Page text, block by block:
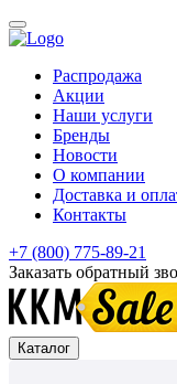
Распродажа
Акции
Наши услуги
Бренды
Новости
О компании
Доставка и
Контакты
+7 (800) 775-89-21
Заказать обратный
Каталог